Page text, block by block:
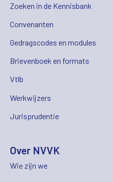
Zoeken in de Kennisbank
Convenanten
Gedragscodes en modules
Brievenboek en formats
Vtlb
Werkwijzers
Jurisprudentie
Over NVVK
Wie zijn we